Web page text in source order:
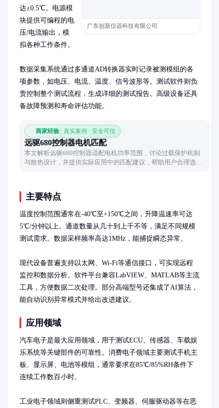
广东创新仪器科技有限公司
达±0.5℃。电源模
块提供可编程的电
压/电流输出，模
拟各种工作条件。
数据采集系统通过多通道AD转换器实时记录被测模组的各
项参数，如电压、电流、温度、信号波形等。测试软件则负
责控制整个测试流程，生成详细的测试报告。高级设备还具
备故障预测和寿命评估功能。
商家经验 真实案例 · 安全可信
远驱680控制器电机匹配
本文解析远驱680控制器适配电机功率范围，讨论过载保护机制
与散热设计，并提供实际应用中的匹配建议，帮助用户合理选择
主要特点
温度控制范围通常在-40℃至+150℃之间，升降温速率可达
5℃/分钟以上。通道数量从几十到上千不等，满足不同规模
测试需求。数据采样频率高达1MHz，能捕捉瞬态异常。
现代设备普遍支持以太网、Wi-Fi等通信接口，可实现远程
监控和数据分析。软件平台兼容LabVIEW、MATLAB等主流
工具，方便数据二次处理。部分高端型号还集成了AI算法，
能自动识别异常模式并给出改进建议。
应用领域
汽车电子是最大应用领域，用于测试ECU、传感器、车载娱
乐系统等关键部件的可靠性。消费电子领域主要测试手机主
板、显示屏、电池等模组，通常要求在85℃/85%RH条件下
连续工作数百小时。
工业电子领域则侧重测试PLC、变频器、伺服驱动器等在恶